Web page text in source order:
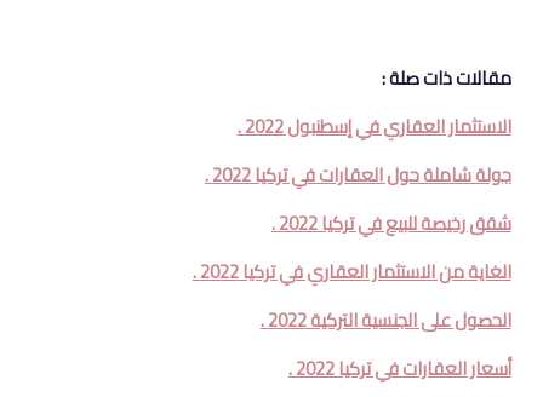
مقالات ذات صلة :
الاستثمار العقاري في إسطنبول 2022 .
جولة شاملة حول العقارات في تركيا 2022 .
شقق رخيصة للبيع في تركيا 2022 .
الغاية من الاستثمار العقاري في تركيا 2022 .
الحصول على الجنسية التركية 2022 .
أسعار العقارات في تركيا 2022 .